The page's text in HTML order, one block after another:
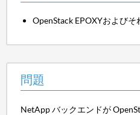
OpenStack EPOXYおよびそ
問題
NetApp バックエンドが